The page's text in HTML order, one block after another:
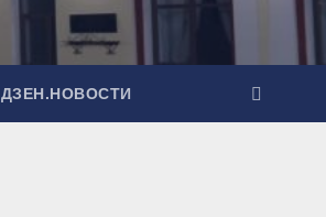
ДЗЕН.НОВОСТИ